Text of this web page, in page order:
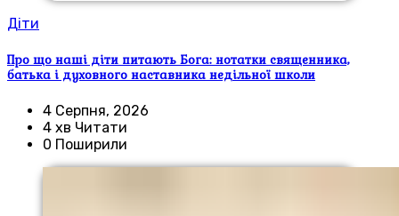
Діти
Про що наші діти питають Бога: нотатки священника,
батька і духовного наставника недільної школи
4 Серпня, 2026
4 хв Читати
0 Поширили